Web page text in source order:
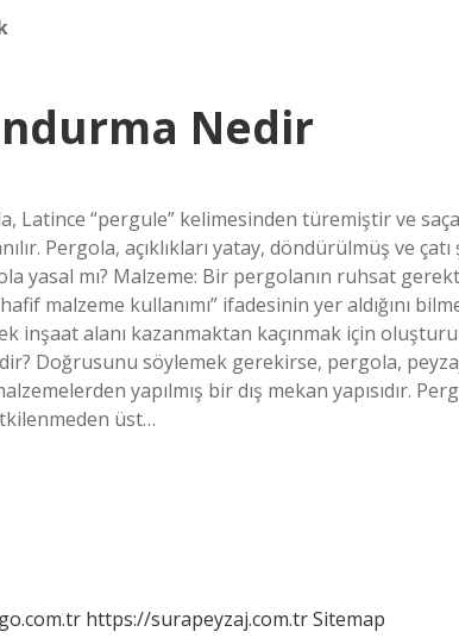
Nedir
Latince “pergule” kelimesinden türemiştir ve
Pergola, açıklıkları yatay, döndürülmüş ve
yasal mı? Malzeme: Bir pergolanın ruhsat
malzeme kullanımı” ifadesinin yer aldığını
ek inşaat alanı kazanmaktan kaçınmak için
Doğrusunu söylemek gerekirse, pergola,
yapılmış bir dış mekan yapısıdır.
üst…
https://surapeyzaj.com.trSitemap